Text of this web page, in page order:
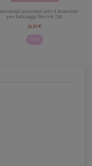
degli accessori per il bracciolo
per tatuaggi Pro Ink 720
31,21 €
View